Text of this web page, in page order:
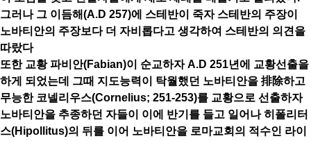
그러나 그 이듬해(A.D 257)에 스테반이 죽자 스테반의 주장이
노바티안의 주장보다 더 자비롭다고 생각하여 스테반의 의견을
따랐다
또한 교황 파비안(Fabian)이 순교하자 A.D 251년에 교황선출을
하게 되었는데 그때 지도능력이 탁월했던 노바티안을 排除하고
무능한 코넬리우스(Cornelius; 251-253)를 교황으로 선출하자
노바티안을 추종하던 자들이 이에 반기를 들고 일어나 히폴리터
스(Hipollitus)의 뒤를 이어 노바티안을 로마교회의 적수인 라이